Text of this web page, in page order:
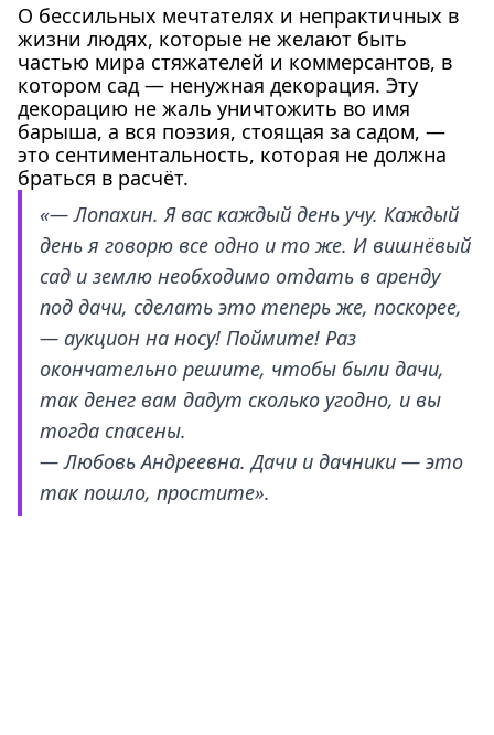
О бессильных мечтателях и непрактичных в
жизни людях, которые не желают быть
частью мира стяжателей и коммерсантов, в
котором сад — ненужная декорация. Эту
декорацию не жаль уничтожить во имя
барыша, а вся поэзия, стоящая за садом, —
это сентиментальность, которая не должна
браться в расчёт.
«— Лопахин. Я вас каждый день учу. Каждый
день я говорю все одно и то же. И вишнёвый
сад и землю необходимо отдать в аренду
под дачи, сделать это теперь же, поскорее,
— аукцион на носу! Поймите! Раз
окончательно решите, чтобы были дачи,
так денег вам дадут сколько угодно, и вы
тогда спасены.
— Любовь Андреевна. Дачи и дачники — это
так пошло, простите».